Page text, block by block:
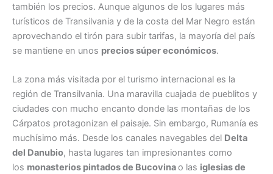
también los precios. Aunque algunos de los lugares más
turísticos de Transilvania y de la costa del Mar Negro están
aprovechando el tirón para subir tarifas, la mayoría del país
se mantiene en unos precios súper económicos.
La zona más visitada por el turismo internacional es la
región de Transilvania. Una maravilla cuajada de pueblitos y
ciudades con mucho encanto donde las montañas de los
Cárpatos protagonizan el paisaje. Sin embargo, Rumanía es
muchísimo más. Desde los canales navegables del Delta
del Danubio, hasta lugares tan impresionantes como
los monasterios pintados de Bucovinao las iglesias de